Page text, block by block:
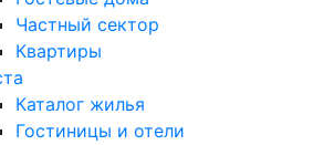
Частный сектор
Квартиры
Каталог жилья
Гостиницы и отели